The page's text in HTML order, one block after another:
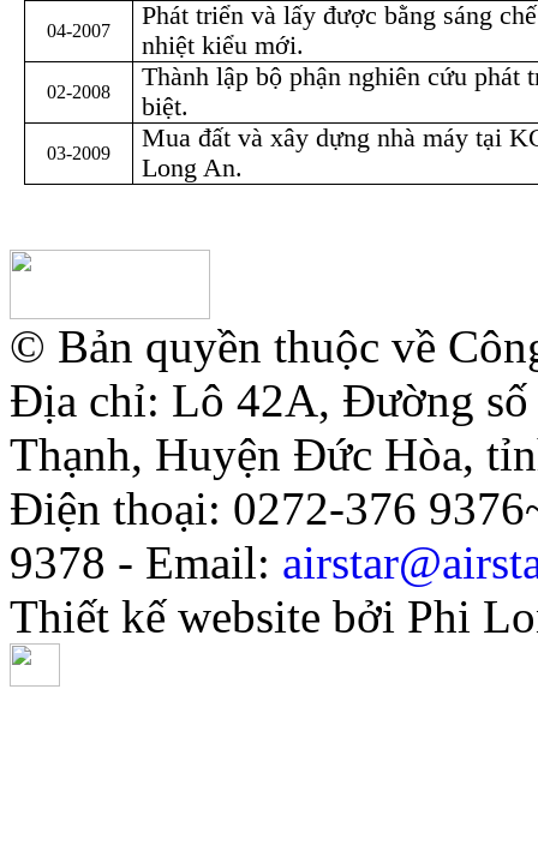
04-2007
Phát triển và lấy được bằng sáng
nhiệt kiểu mới.
02-2008
Thành lập bộ phận nghiên cứu phát
biệt.
03-2009
Mua đất và xây dựng nhà máy tại
Long An.
© Bản quyền thuộc về
Địa chỉ: Lô 42A, Đường
Thạnh, Huyện Đức Hòa,
Điện thoại: 0272-376
9378 - Email:
Thiết kế website bởi Phi